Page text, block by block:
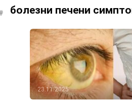
болезни печени
23.11.2025